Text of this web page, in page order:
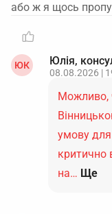
або ж я щось
ЮК Юлія,
08.08.2026 |
Можливо,
умову
критично
на… Ще